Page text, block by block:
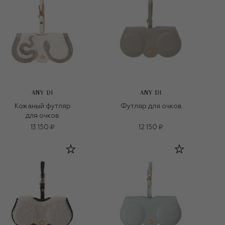
ANY DI
Кожаный футляр
для очков
13 150 ₽
ANY DI
Футляр для очков
12 150 ₽